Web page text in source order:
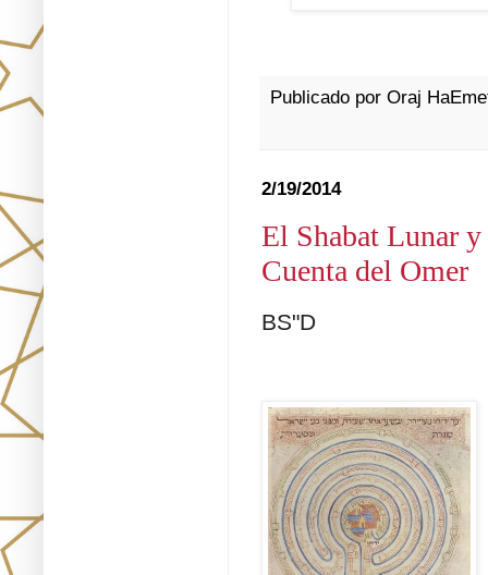
Publicado por Oraj
2/19/2014
El Shabat Lunar
Cuenta del Omer
BS"D